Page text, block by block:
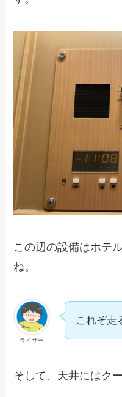
この辺の設備はホテ
ね。
ライザー
これぞ走
そして、天井にはク